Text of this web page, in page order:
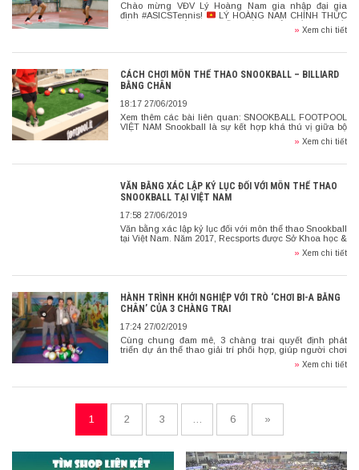
Chào mừng VĐV Lý Hoàng Nam gia nhập đại gia
đình #ASICSTennis!
LÝ HOÀNG NAM CHÍNH THỨC
LÀ TAY VỢT VIỆT NAM ĐẦU TIÊN NHẬN TÀI TRỢ TỪ
» Xem chi tiết
CÁCH CHƠI MÔN THỂ THAO SNOOKBALL – BILLIARD
BẰNG CHÂN
18:17 27/06/2019
Xem thêm các bài liên quan: SNOOKBALL FOOTPOOL
VIỆT NAM Snookball là sự kết hợp khá thú vị giữa bộ
môn billiard truyền thống và môn thể thao vua – bóng
» Xem chi tiết
VĂN BẰNG XÁC LẬP KỶ LỤC ĐỐI VỚI MÔN THỂ THAO
SNOOKBALL TẠI VIỆT NAM
17:58 27/06/2019
Văn bằng xác lập kỷ lục đối với môn thể thao Snookball
tại Việt Nam. Năm 2017, Recsports được Sở Khoa học &
» Xem chi tiết
HÀNH TRÌNH KHỞI NGHIỆP VỚI TRÒ ‘CHƠI BI-A BẰNG
CHÂN’ CỦA 3 CHÀNG TRAI
17:24 27/02/2019
Cùng chung đam mê, 3 chàng trai quyết định phát
triển dự án thể thao giải trí phối hợp, giúp người chơi
» Xem chi tiết
1 2 3 … 6 »